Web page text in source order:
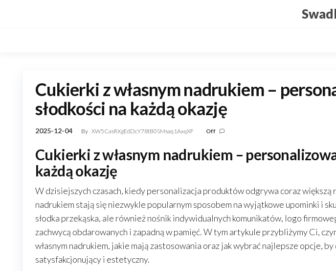
Cukierki z własnym nadrukiem –
słodkości na każdą okazję
2025-12-04 By XW5CasRXgEdDcY78tB0SMsaq1AxqXF Off
Cukierki z własnym nadrukiem –
każdą okazję
W dzisiejszych czasach, kiedy personalizacja produktów odgrywa coraz większą
nadrukiem stają się niezwykle popularnym sposobem na wyjątkowe upominki i
słodka przekąska, ale również nośnik indywidualnych komunikatów, logo
zachwycą obdarowanych i zapadną w pamięć. W tym artykule przybliżymy Ci,
własnym nadrukiem, jakie mają zastosowania oraz jak wybrać najlepsze opcje,
satysfakcjonujący i estetyczny.